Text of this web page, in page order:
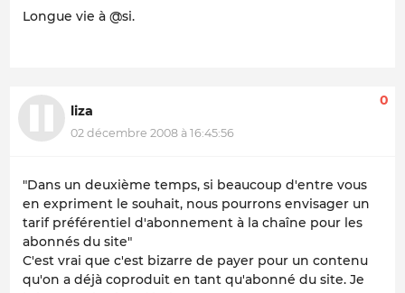
Longue vie à @si.
liza
02 décembre 2008 à 16:45:56
0
"Dans un deuxième temps, si beaucoup d'entre vous
en expriment le souhait, nous pourrons envisager un
tarif préférentiel d'abonnement à la chaîne pour les
abonnés du site"
C'est vrai que c'est bizarre de payer pour un contenu
qu'on a déjà coproduit en tant qu'abonné du site. Je